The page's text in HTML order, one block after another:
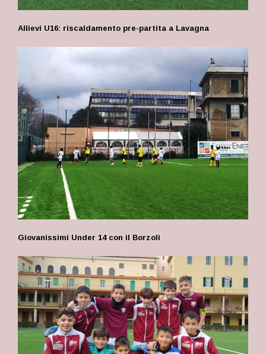
Allievi U16: riscaldamento pre-partita a Lavagna
Giovanissimi Under 14 con il Borzoli